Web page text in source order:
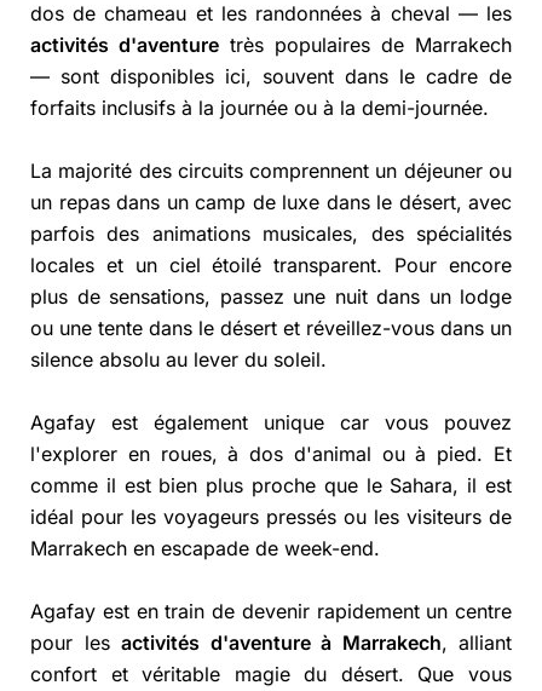
dos de chameau et les randonnées à cheval — les
activités d'aventure très populaires de Marrakech
— sont disponibles ici, souvent dans le cadre de
forfaits inclusifs à la journée ou à la demi-journée.
La majorité des circuits comprennent un déjeuner ou
un repas dans un camp de luxe dans le désert, avec
parfois des animations musicales, des spécialités
locales et un ciel étoilé transparent. Pour encore
plus de sensations, passez une nuit dans un lodge
ou une tente dans le désert et réveillez-vous dans un
silence absolu au lever du soleil.
Agafay est également unique car vous pouvez
l'explorer en roues, à dos d'animal ou à pied. Et
comme il est bien plus proche que le Sahara, il est
idéal pour les voyageurs pressés ou les visiteurs de
Marrakech en escapade de week-end.
Agafay est en train de devenir rapidement un centre
pour les activités d'aventure à Marrakech, alliant
confort et véritable magie du désert. Que vous